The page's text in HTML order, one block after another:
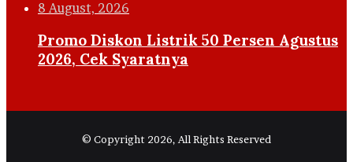
8 August, 2026
Promo Diskon Listrik 50 Persen Agustus
2026, Cek Syaratnya
© Copyright 2026, All Rights Reserved